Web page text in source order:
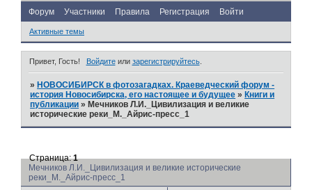
Форум Участники Правила Регистрация Войти
Активные темы
Привет, Гость! Войдитеили зарегистрируйтесь.
» НОВОСИБИРСК в фотозагадках. Краеведческий форум -
история Новосибирска, его настоящее и будущее » Книги и
публикации » Мечников Л.И._Цивилизация и великие
исторические реки_М._Айрис-пресс_1
Мечников Л.И._Цивилизация и великие исторические
реки_М._Айрис-пресс_1
Страница:1